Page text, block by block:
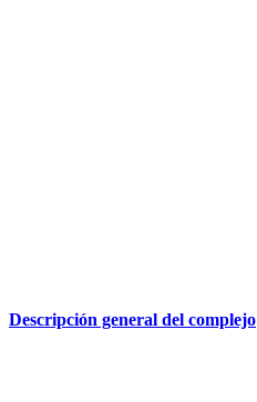
Descripción general del complejo